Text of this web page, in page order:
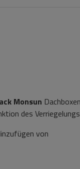
Monsun
des
von